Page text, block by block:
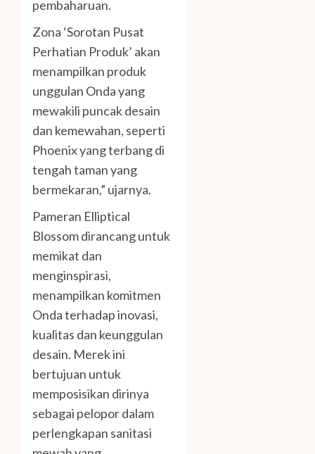
pembaharuan.
Zona ‘Sorotan Pusat
Perhatian Produk’ akan
menampilkan produk
unggulan Onda yang
mewakili puncak desain
dan kemewahan, seperti
Phoenix yang terbang di
tengah taman yang
bermekaran,” ujarnya.
Pameran Elliptical
Blossom dirancang untuk
memikat dan
menginspirasi,
menampilkan komitmen
Onda terhadap inovasi,
kualitas dan keunggulan
desain. Merek ini
bertujuan untuk
memposisikan dirinya
sebagai pelopor dalam
perlengkapan sanitasi